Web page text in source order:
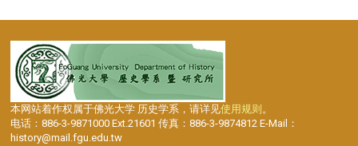
本网站着作权属于佛光大学 历史学系，请详见使用规则 。
电话：886-3-9871000 Ext.21601 传真：886-3-9874812 E-Mail：
history@mail.fgu.edu.tw